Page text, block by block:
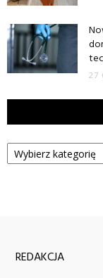
27
Kategorie
REDAKCJA